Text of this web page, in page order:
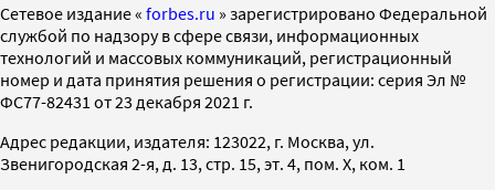
Cетевое издание « forbes.ru » зарегистрировано Федеральной
службой по надзору в сфере связи, информационных
технологий и массовых коммуникаций, регистрационный
номер и дата принятия решения о регистрации: серия Эл №
ФС77-82431 от 23 декабря 2021 г.
Адрес редакции, издателя: 123022, г. Москва, ул.
Звенигородская 2-я, д. 13, стр. 15, эт. 4, пом. X, ком. 1